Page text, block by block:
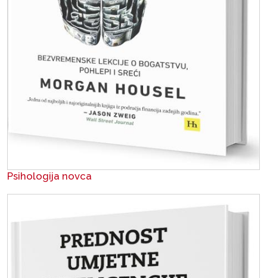
Psihologija novca